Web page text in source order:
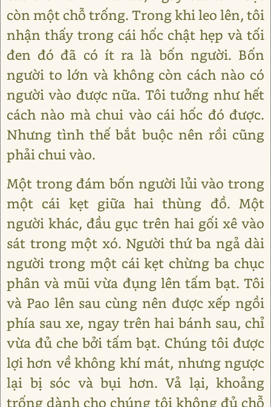
còn một chỗ trống. Trong khi leo lên, tôi
nhận thấy trong cái hốc chật hẹp và tối
đen đó đã có ít ra là bốn người. Bốn
người to lớn và không còn cách nào có
người vào được nữa. Tôi tưởng như hết
cách nào mà chui vào cái hốc đó được.
Nhưng tình thế bắt buộc nên rồi cũng
phải chui vào.
Một trong đám bốn người lủi vào trong
một cái kẹt giữa hai thùng đồ. Một
người khác, đầu gục trên hai gối xê vào
sát trong một xó. Người thứ ba ngả dài
người trong một cái kẹt chừng ba chục
phân và mũi vừa đụng lên tấm bạt. Tôi
và Pao lên sau cùng nên được xếp ngồi
phía sau xe, ngay trên hai bánh sau, chỉ
vừa đủ che bởi tấm bạt. Chúng tôi được
lợi hơn về không khí mát, nhưng ngược
lại bị sóc và bụi hơn. Vả lại, khoảng
trống dành cho chúng tôi không đủ chỗ